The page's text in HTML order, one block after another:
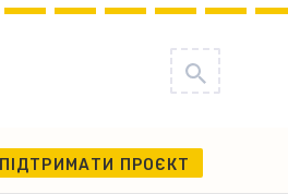
ПІДТРИМАТИ ПРОЄКТ